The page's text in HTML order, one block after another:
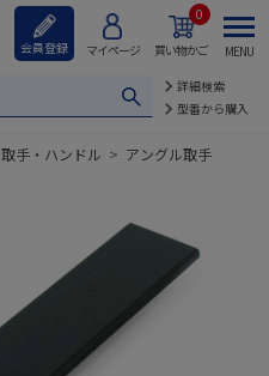
会員登録 マイページ 買い物かご
0
詳細検索
型番から購入
MENU
取手・ハンドル > アングル取手